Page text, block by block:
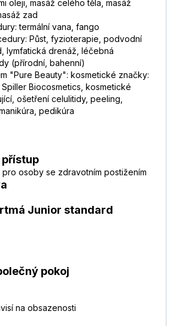
oleji, masáž celého těla, masáž
zad
termální vana, fango
Půst, fyzioterapie, podvodní
lymfatická drenáž, léčebná
(přírodní, bahenní)
"Pure Beauty": kosmetické značky:
Spiller Biocosmetics, kosmetické
ošetření celulitidy, peeling,
pedikúra
osoby se zdravotním postižením
Junior standard
pokoj
na obsazenosti